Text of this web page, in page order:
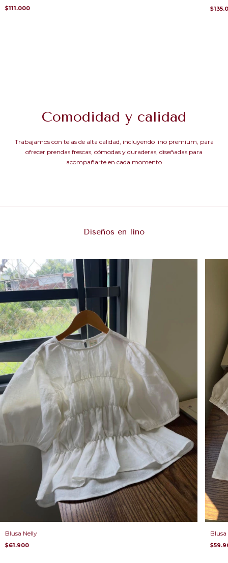
$111.000
Comodidad y calidad
Trabajamos con telas de alta calidad, incluyendo lino premium, para
ofrecer prendas frescas, cómodas y duraderas, diseñadas para
acompañarte en cada momento
Diseños en lino
Blusa Nelly
$61.900